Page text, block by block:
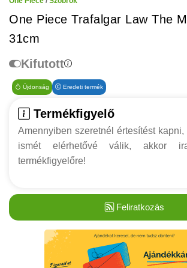
One Piece Trafalgar Law The
31cm
Kifutott
Újdonság Eredeti termék
Termékfigyelő
Amennyiben szeretnél értesítést
ismét elérhetővé válik, akkor
termékfigyelőre!
Feliratkozás